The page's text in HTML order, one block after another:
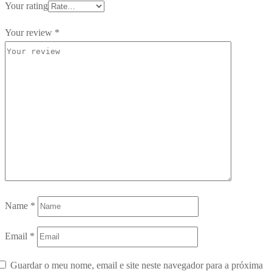
Your rating
Your review *
Name *
Email *
Guardar o meu nome, email e site neste navegador para a próxima